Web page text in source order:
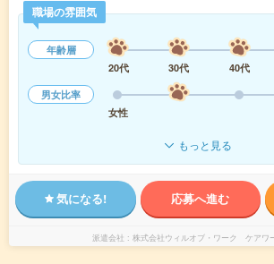
職場の雰囲気
年齢層
20代
30代 40代
男女比率
女性
もっと見る
気になる! 応募へ進む
派遣会社 株式会社ウィルオブ・ワーク ケアワ